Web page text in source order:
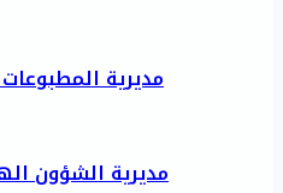
مديرية
مديرية الشؤون